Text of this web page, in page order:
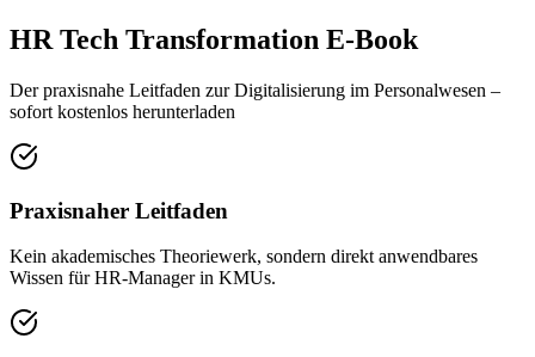
HR Tech Transformation E-Book
Der praxisnahe Leitfaden zur Digitalisierung im Personalwesen –
sofort kostenlos herunterladen
Praxisnaher Leitfaden
Kein akademisches Theoriewerk, sondern direkt anwendbares
Wissen für HR-Manager in KMUs.